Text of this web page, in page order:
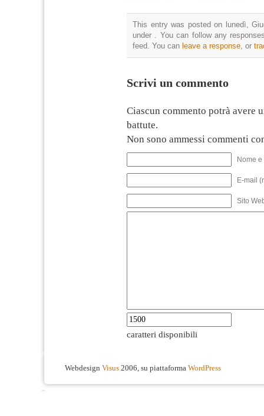
This entry was posted on lunedì,
under . You can follow any
feed. You can leave a response , or
Scrivi un commento
Ciascun commento potrà avere
battute.
Non sono ammessi commenti
Nome
E-mail
Sito
caratteri disponibili
Webdesign Visus 2006, su piattaforma WordPress